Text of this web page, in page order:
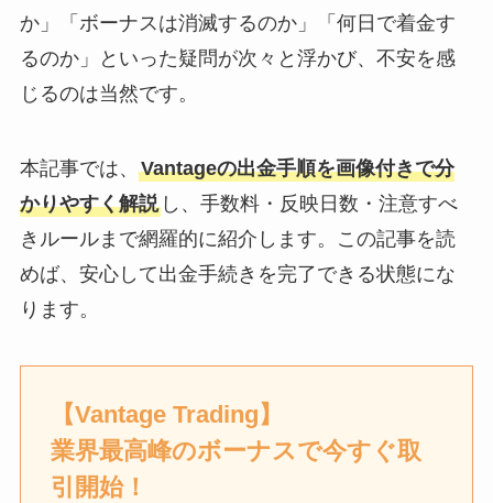
か」「ボーナスは消滅するのか」「何日で着金す
るのか」といった疑問が次々と浮かび、不安を感
じるのは当然です。
本記事では、 Vantageの出金手順を画像付きで分
かりやすく解説し、手数料・反映日数・注意すべ
きルールまで網羅的に紹介します。この記事を読
めば、安心して出金手続きを完了できる状態にな
ります。
【Vantage Trading】
業界最高峰のボーナスで今すぐ取
引開始！